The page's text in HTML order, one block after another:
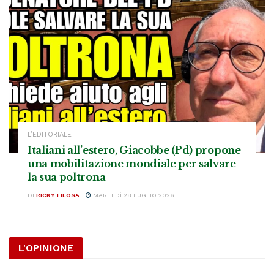
L’EDITORIALE
Italiani all’estero, Giacobbe (Pd) propone
una mobilitazione mondiale per salvare
la sua poltrona
DI RICKY FILOSA MARTEDÌ 28 LUGLIO 2026
L'OPINIONE